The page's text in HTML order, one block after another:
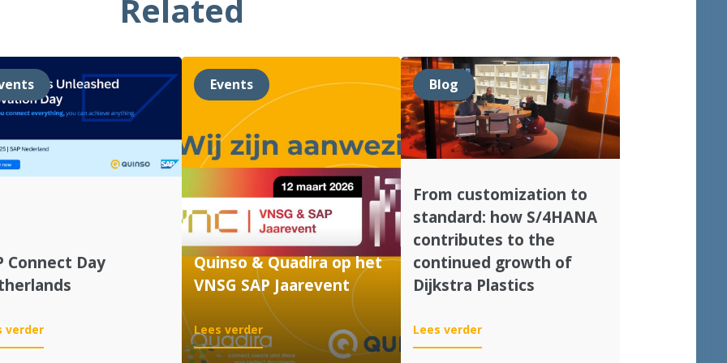
Related
Connect Day
verder:
SAP
Events
Quinso & Quadira op het
VNSG SAP Jaarevent
Lees verder:
Quinso
Blog
From customization to
standard: how S/4HANA
contributes to the
continued growth of
Dijkstra Plastics
Lees verder:
From